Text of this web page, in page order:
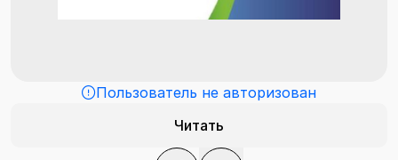
Пользователь не авторизован
Читать